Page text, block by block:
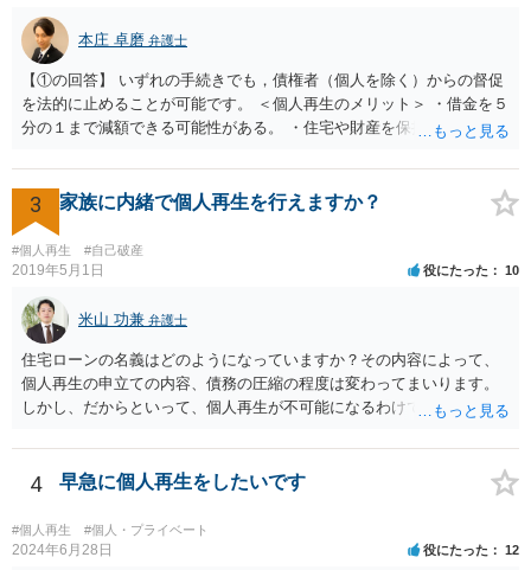
本庄 卓磨 弁護士
【①の回答】 いずれの手続きでも，債権者（個人を除く）からの督促
を法的に止めることが可能です。 ＜個人再生のメリット＞ ・借金を５
分の１まで減額できる可能性がある。 ・住宅や財産を保持できる（た
理的抵抗が小さい（個人差あり）。 ＜自己破産のメリット＞ ・税金等
の滞納分を除き，借金を返済する必要がなくなる。 【②の回答】 ・個
人再生・破産ともに，信用情報に事故情報（いわゆるブラックリス
ト）として登録されますので，５年～１０年ほどは新たに借金をする
ことはできません。また，住宅や店舗を借りる際，保証会社の審査も
通らなくなるため，保証人を立てて契約する必要がある場合がありま
す。 ・ご家族名義の財産を処分する必要はありません。 ・個人再生・
破産ともに，返済が困難な状況に陥っている以上，事業継続は難しい
場合が多いです。もっとも，手続き終了後，新たに事業を行うことは
できます。 ・個人再生・破産ともに，裁判所で手続きを進める際に官
報に掲載されます。そのため，第三者に知られる可能性はゼロではあ
はないかと心配される方がおられますが，そのようなことはありませ
５年間は返済を継続する必要がある。 ・所有している財産の価値が大
きい場合，借金が減らない場合がある。 ＜自己破産のデメリット＞ ・
3 家族に内緒で個人再生を行えますか？
#個人再生 #自己破産
2019年5月1日 役にたった 10
米山 功兼 弁護士
住宅ローンの名義はどのようになっていますか？その内容によって、
個人再生の申立ての内容、債務の圧縮の程度は変わってまいります。
しかし、だからといって、個人再生が不可能になるわけではありませ
ます。 一度ご相談いただければと思います。
4 早急に個人再生をしたいです
#個人再生 #個人・プライベート
2024年6月28日 役にたった 12